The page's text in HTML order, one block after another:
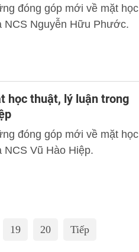
đóng góp mới về mặt học
NCS Nguyễn Hữu Phước.
học thuật, lý luận trong
đóng góp mới về mặt học
NCS Vũ Hào Hiệp.
19 20 Tiếp